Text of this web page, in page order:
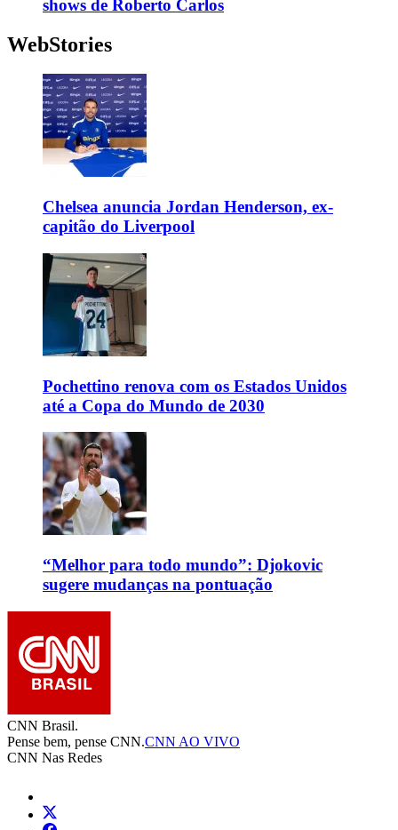
shows de Roberto Carlos
WebStories
Chelsea anuncia Jordan Henderson, ex-
capitão do Liverpool
Pochettino renova com os Estados Unidos
até a Copa do Mundo de 2030
“Melhor para todo mundo”: Djokovic
sugere mudanças na pontuação
CNN Brasil.
Pense bem, pense CNN.CNN AO VIVO
CNN Nas Redes